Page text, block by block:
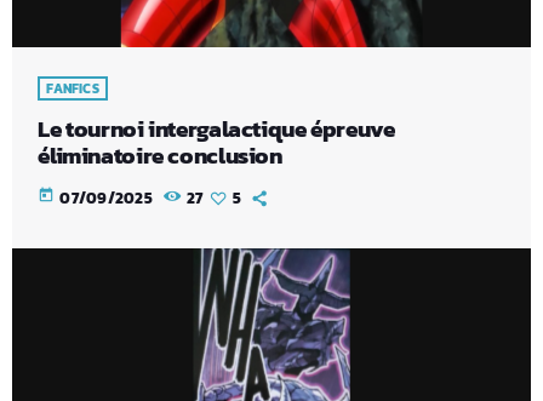
FANFICS
Le tournoi intergalactique épreuve
éliminatoire conclusion
today 07/09/2025 27 5